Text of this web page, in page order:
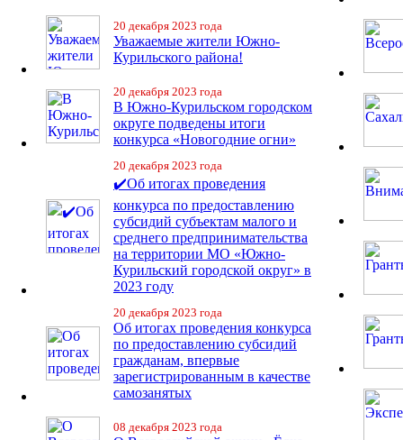
20 декабря 2023 года
Уважаемые жители Южно-
Курильского района!
20 декабря 2023 года
В Южно-Курильском городском
округе подведены итоги
конкурса «Новогодние огни»
20 декабря 2023 года
✔️Об итогах проведения
конкурса по предоставлению
субсидий субъектам малого и
среднего предпринимательства
на территории МО «Южно-
Курильский городской округ» в
2023 году
20 декабря 2023 года
Об итогах проведения конкурса
по предоставлению субсидий
гражданам, впервые
зарегистрированным в качестве
самозанятых
08 декабря 2023 года